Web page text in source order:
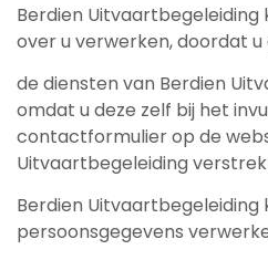
Berdien Uitvaartbegeleiding
over u verwerken, doordat
de diensten van Berdien
omdat u deze zelf bij het
contactformulier op de
Uitvaartbegeleiding
Berdien Uitvaartbegeleiding
persoonsgegevens